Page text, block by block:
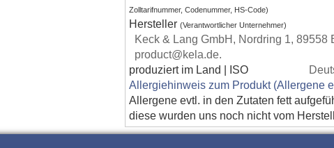
Zolltarifnummer, Codenummer, HS-Code)
Hersteller(Verantwortlicher Unternehmer)
Keck & Lang GmbH, Nordring 1, 89558
product@kela.de.
produziert im Land | ISO
Allergiehinweis zum Produkt (Allergene
Allergene evtl. in den Zutaten fett
diese wurden uns noch nicht vom